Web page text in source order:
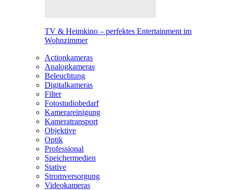
TV & Heimkino – perfektes Entertainment im
Wohnzimmer
Actionkameras
Analogkameras
Beleuchtung
Digitalkameras
Filter
Fotostudiobedarf
Kamerareinigung
Kameratransport
Objektive
Optik
Professional
Speichermedien
Stative
Stromversorgung
Videokameras